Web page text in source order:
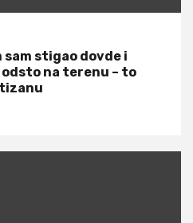
sam stigao dovde i
odsto na terenu – to